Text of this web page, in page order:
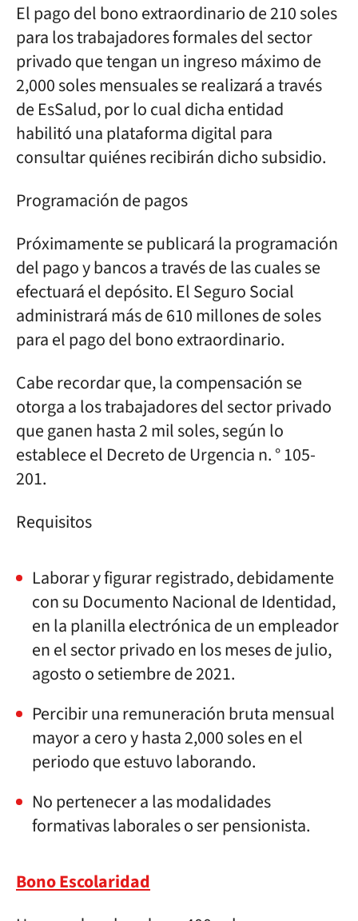
El pago del bono extraordinario de 210 soles
para los trabajadores formales del sector
privado que tengan un ingreso máximo de
2,000 soles mensuales se realizará a través
de EsSalud, por lo cual dicha entidad
habilitó una plataforma digital para
consultar quiénes recibirán dicho subsidio.
Programación de pagos
Próximamente se publicará la programación
del pago y bancos a través de las cuales se
efectuará el depósito. El Seguro Social
administrará más de 610 millones de soles
para el pago del bono extraordinario.
Cabe recordar que, la compensación se
otorga a los trabajadores del sector privado
que ganen hasta 2 mil soles, según lo
establece el Decreto de Urgencia n. ° 105-
201.
Requisitos
Laborar y figurar registrado, debidamente
con su Documento Nacional de Identidad,
en la planilla electrónica de un empleador
en el sector privado en los meses de julio,
agosto o setiembre de 2021.
Percibir una remuneración bruta mensual
mayor a cero y hasta 2,000 soles en el
periodo que estuvo laborando.
No pertenecer a las modalidades
formativas laborales o ser pensionista.
Bono Escolaridad